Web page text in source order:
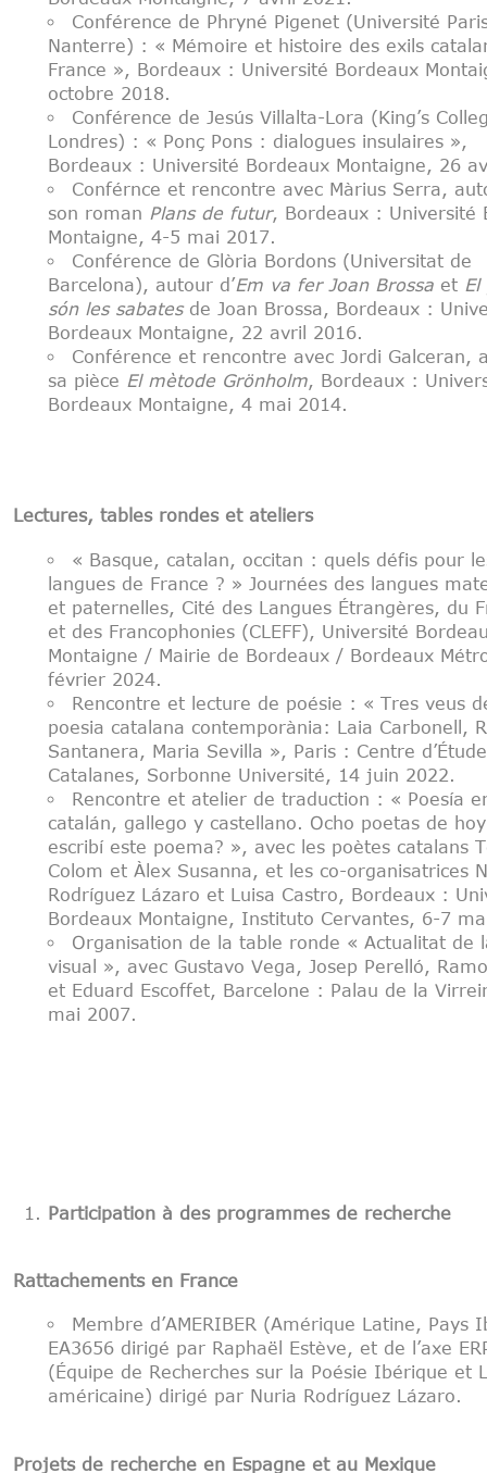
Conférence de Phryné Pigenet (Université
Nanterre) : « Mémoire et histoire des exils
France », Bordeaux : Université Bordeaux
octobre 2018.
Conférence de Jesús Villalta-Lora (King’s
Londres) : « Ponç Pons : dialogues insulaires »,
Bordeaux : Université Bordeaux Montaigne, 26
Conférnce et rencontre avec Màrius Serra,
son roman Plans de futur, Bordeaux : Université
Montaigne, 4-5 mai 2017.
Conférence de Glòria Bordons (Universitat de
Barcelona), autour d’Em va fer Joan Brossa et El
són les sabatesde Joan Brossa, Bordeaux :
Bordeaux Montaigne, 22 avril 2016.
Conférence et rencontre avec Jordi Galceran,
sa pièce El mètode Grönholm, Bordeaux :
Bordeaux Montaigne, 4 mai 2014.
Lectures, tables rondes et ateliers
« Basque, catalan, occitan : quels défis pour
langues de France ? » Journées des langues
et paternelles, Cité des Langues Étrangères, du
et des Francophonies (CLEFF), Université
Montaigne / Mairie de Bordeaux / Bordeaux
février 2024.
Rencontre et lecture de poésie : « Tres veus
poesia catalana contemporània: Laia Carbonell,
Santanera, Maria Sevilla », Paris : Centre
Catalanes, Sorbonne Université, 14 juin 2022.
Rencontre et atelier de traduction : « Poesía
catalán, gallego y castellano. Ocho poetas de
escribí este poema? », avec les poètes catalans
Colom et Àlex Susanna, et les co-organisatrices
Rodríguez Lázaro et Luisa Castro, Bordeaux :
Bordeaux Montaigne, Instituto Cervantes, 6-7
Organisation de la table ronde « Actualitat de
visual », avec Gustavo Vega, Josep Perelló,
et Eduard Escoffet, Barcelone : Palau de la
mai 2007.
Participation à des programmes de recherche
Rattachements en France
Membre d’AMERIBER (Amérique Latine, Pays
EA3656 dirigé par Raphaël Estève, et de l’axe
(Équipe de Recherches sur la Poésie Ibérique et
américaine) dirigé par Nuria Rodríguez Lázaro.
Projets de recherche en Espagne et au Mexique